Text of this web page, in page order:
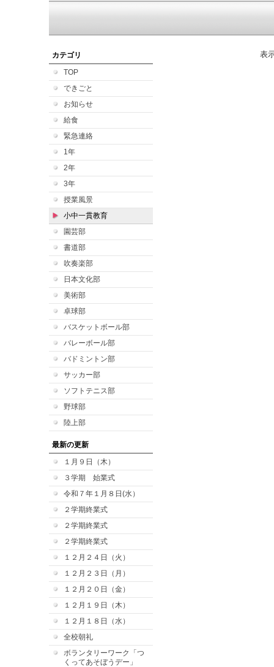
カテゴリ
TOP
できごと
お知らせ
給食
緊急連絡
1年
2年
3年
授業風景
小中一貫教育
園芸部
書道部
吹奏楽部
日本文化部
美術部
卓球部
バスケットボール部
バレーボール部
バドミントン部
サッカー部
ソフトテニス部
野球部
陸上部
最新の更新
１月９日（木）
３学期 始業式
令和７年１月８日(水）
２学期終業式
２学期終業式
２学期終業式
１２月２４日（火）
１２月２３日（月）
１２月２０日（金）
１２月１９日（木）
１２月１８日（水）
全校朝礼
ボランタリーワーク「つ
くってあそぼうデー」
表